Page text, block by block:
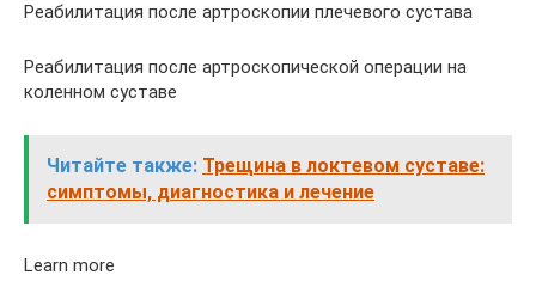
Реабилитация после артроскопии плечевого сустава
Реабилитация после артроскопической операции на
коленном суставе
Читайте также: Трещина в локтевом суставе:
симптомы, диагностика и лечение
Learn more